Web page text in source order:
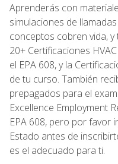
Aprenderás con
simulaciones de
conceptos cobren vida,
20+ Certificaciones
el EPA 608, y la
de tu curso. También
prepagados para el
Excellence Employment
EPA 608, pero por favor
Estado antes de
es el adecuado para ti.